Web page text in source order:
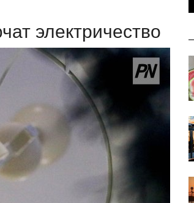
электричество